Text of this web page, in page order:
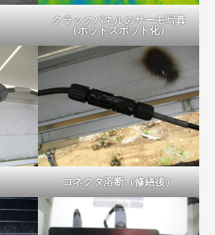
クラックパネルのサーモ写真
（ホットスポット化）
コネクタ溶断（修繕後）